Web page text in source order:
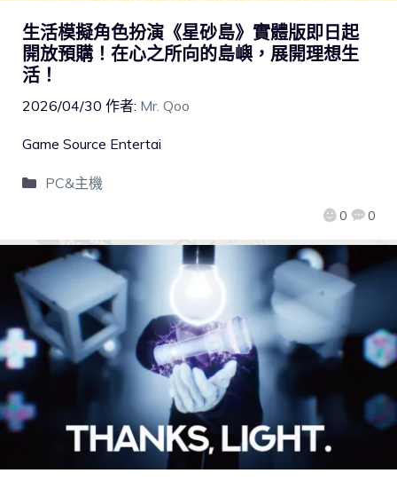
生活模擬角色扮演《星砂島》實體版即日起
開放預購！在心之所向的島嶼，展開理想生
活！
2026/04/30 作者: Mr. Qoo
0 0
Game Source Entertai
PC&主機